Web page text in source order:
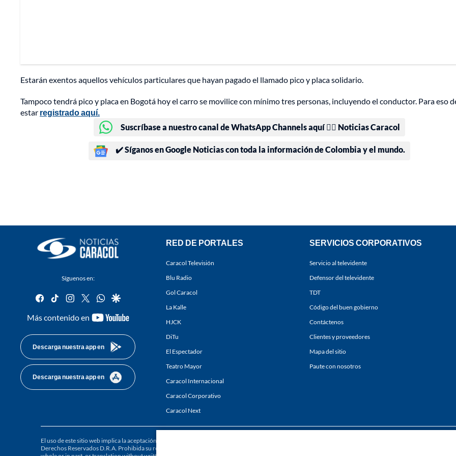
Estarán exentos aquellos vehículos particulares que hayan pagado el llamado pico y placa solidario.
Tampoco tendrá pico y placa en Bogotá hoy el carro se movilice con mínimo tres personas, incluyendo el conductor. Para eso
estar registrado aquí.
Suscríbase a nuestro canal de WhatsApp Channels aquí 👉🏻 Noticias Caracol
✔️ Síganos en Google Noticias con toda la información de Colombia y el mundo.
Síguenos en:
facebook
tiktok instagram
twitterwhatsapp
google
Más contenido en
youtube-
Descarga nuestra app en
Descarga nuestra app en
RED DE PORTALES
Caracol Televisión
Blu Radio
Gol Caracol
La Kalle
HJCK
DiTu
El Espectador
Teatro Mayor
Caracol Internacional
Caracol Corporativo
Caracol Next
SERVICIOS CORPORATIVOS
Servicio al televidente
Defensor del televidente
TDT
Código del buen gobierno
Contáctenos
Clientes y proveedores
Mapa del sitio
Paute con nosotros
El uso de este sitio web implica la aceptación de los
Derechos Reservados D.R.A. Prohibida su reproducción total o parcial, así como su traducción a cualquier idioma sin autorización escrita de su titular.